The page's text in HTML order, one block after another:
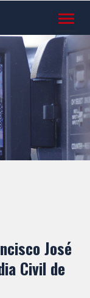
José
Civil de